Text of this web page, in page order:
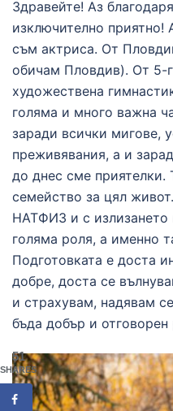
Здравейте! Аз
изключително
съм актриса. От
обичам Пловдив). От 5-
художествена
голяма и много важна
заради всички мигове,
преживявания, а и
до днес сме приятелки.
семейство за цял
НАТФИЗ и с излизането
голяма роля, а именно
Подготовката е доста
добре, доста се
и страхувам, надявам
бъда добър и отговорен
51
SHARES